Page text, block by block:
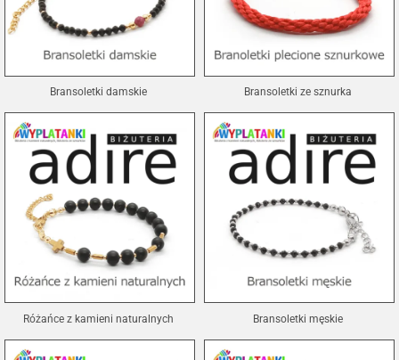
Bransoletki damskie Bransoletki ze sznurka
Różańce z kamieni naturalnych Bransoletki męskie